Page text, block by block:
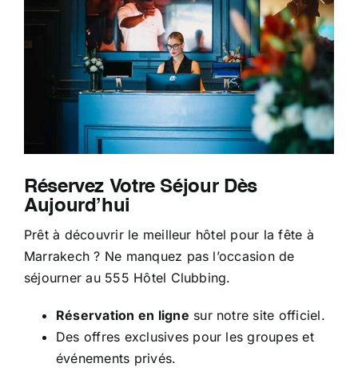
Réservez Votre Séjour Dès
Aujourd’hui
Prêt à découvrir le meilleur hôtel pour la fête à
Marrakech ? Ne manquez pas l’occasion de
séjourner au 555 Hôtel Clubbing.
Réservation en ligne sur notre site officiel.
Des offres exclusives pour les groupes et
événements privés.